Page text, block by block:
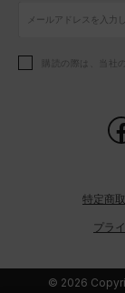
アクセサリー
アクセサリー
シューズ
アクセサリー
シューズ購読の際は、当社の
特定商
プラ
© 2026